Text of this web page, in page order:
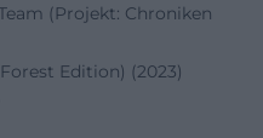
(Projekt: Chroniken
Edition) (2023)